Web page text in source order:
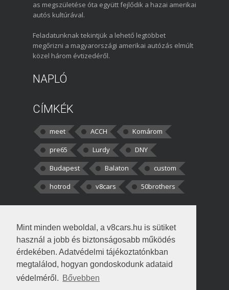
Mint minden weboldal, a v8cars.hu is sütiket
használ a jobb és biztonságosabb működés
érdekében. Adatvédelmi tájékoztatónkban
megtalálod, hogyan gondoskodunk adataid
védelméről. Bővebben
as megszületése óta együtt fejlődik a hazai amerikai
autós kultúrával.
Feladatunknak tekintjük a lehető legtöbbet
megőrizni a magyarországi amerikai autózás elmúlt
közel három évtizedéről.
NAPLÓ
CÍMKÉK
meet ACCH
Komárom
pre65
Lurdy
DNY
Budapest
Balaton
custom
hotrod
v8cars 50brothers
kortisz:Elszúrtam! Én csak két
darabbaal számoltam. Nem tudtam, hogy fél autót,
Béke: Tényleg nagyon jó kérdés volt
!fasza Örültem is nagyon, amikor